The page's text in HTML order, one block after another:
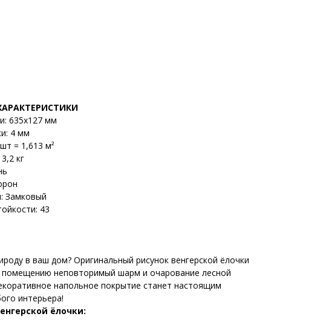
635х127 мм
4 мм
= 1,613 м²
кг
Замковый
43
в ваш дом? Оригинальный рисунок венгерской ёлочки
неповторимый шарм и очарование лесной
напольное покрытие станет настоящим
интерьера!
ёлочки: